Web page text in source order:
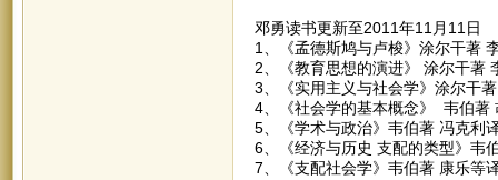
邓勇读书更新至2011年11月11日
1、《孟德斯鸠与卢梭》涂尔干著
2、《教育思想的演进》 涂尔干著
3、《实用主义与社会学》涂尔干
4、《社会学的基本概念》 韦伯著
5、《学术与政治》韦伯著 冯克利
6、《经济与历史 支配的类型》韦
7、《支配社会学》韦伯著 康乐等